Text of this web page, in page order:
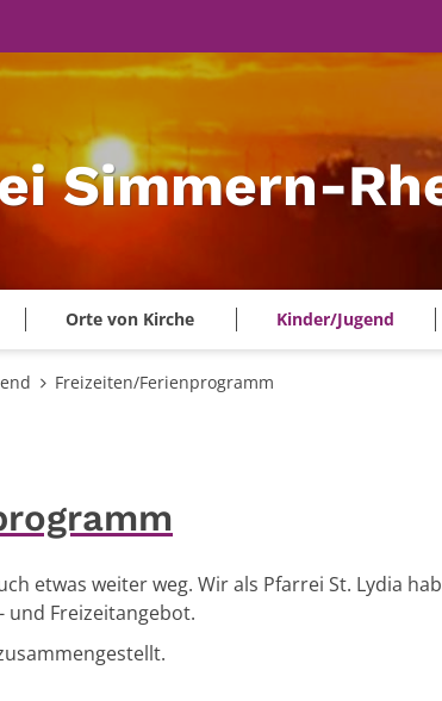
Simmern-
Orte von Kirche Kinder/Jugend
Freizeiten/Ferienprogramm
etwas weiter weg. Wir als Pfarrei St. Lydia
und Freizeitangebot.